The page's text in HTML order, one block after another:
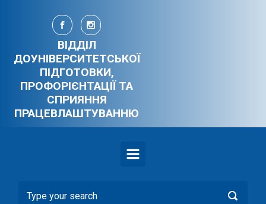
Skip to main content
ВІДДІЛ
ДОУНІВЕРСИТЕТСЬКОЇ
ПІДГОТОВКИ,
ПРОФОРІЄНТАЦІЇ ТА
СПРИЯННЯ
ПРАЦЕВЛАШТУВАННЮ